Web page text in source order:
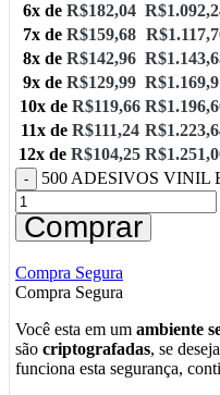
6x de R$182,04 R$
7x de R$159,68 R$
8x de R$142,96 R$
9x de R$129,99 R$
10x de R$119,66 R$
11x de R$111,24 R$
12x de R$104,25 R$
500 ADESIVOS VINIL
Comprar
Compra Segura
Compra Segura
Você esta em um ambiente
são criptografadas, se
funciona esta segurança,